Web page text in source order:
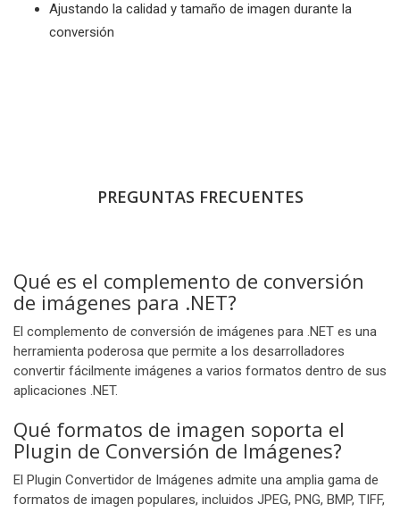
Ajustando la calidad y tamaño de imagen durante la
conversión
PREGUNTAS FRECUENTES
Qué es el complemento de conversión
de imágenes para .NET?
El complemento de conversión de imágenes para .NET es una
herramienta poderosa que permite a los desarrolladores
convertir fácilmente imágenes a varios formatos dentro de sus
aplicaciones .NET.
Qué formatos de imagen soporta el
Plugin de Conversión de Imágenes?
El Plugin Convertidor de Imágenes admite una amplia gama de
formatos de imagen populares, incluidos JPEG, PNG, BMP, TIFF,